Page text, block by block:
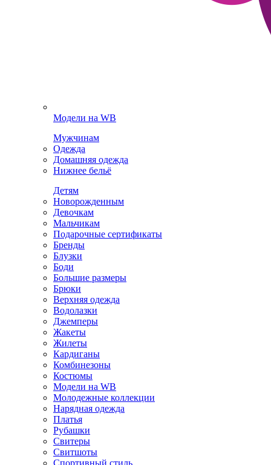
Модели на WB
Мужчинам
Одежда
Домашняя одежда
Нижнее бельё
Детям
Новорожденным
Девочкам
Мальчикам
Подарочные сертификаты
Бренды
Блузки
Боди
Большие размеры
Брюки
Верхняя одежда
Водолазки
Джемперы
Жакеты
Жилеты
Кардиганы
Комбинезоны
Костюмы
Модели на WB
Молодежные коллекции
Нарядная одежда
Платья
Рубашки
Свитеры
Свитшоты
Спортивный стиль